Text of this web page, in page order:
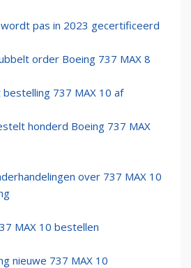
pas in 2023 gecertificeerd
order Boeing 737 MAX 8
737 MAX 10 af
honderd Boeing 737 MAX
over 737 MAX 10
MAX 10 bestellen
nieuwe 737 MAX 10